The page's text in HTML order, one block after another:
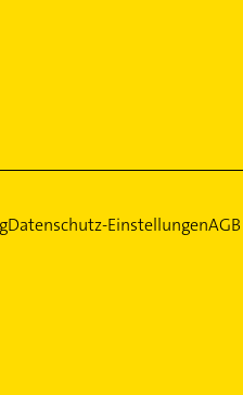
Datenschutz-EinstellungenAGB